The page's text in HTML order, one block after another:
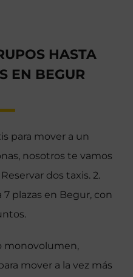
HASTA
EN BEGUR
para mover a un
nosotros te vamos
dos taxis. 2.
plazas en Begur, con
monovolumen,
mover a la vez más